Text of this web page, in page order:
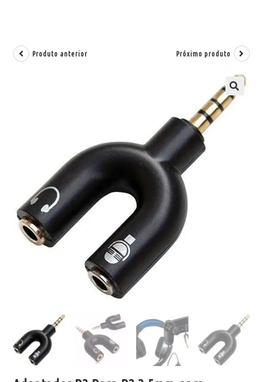
Produto anterior Próximo produto